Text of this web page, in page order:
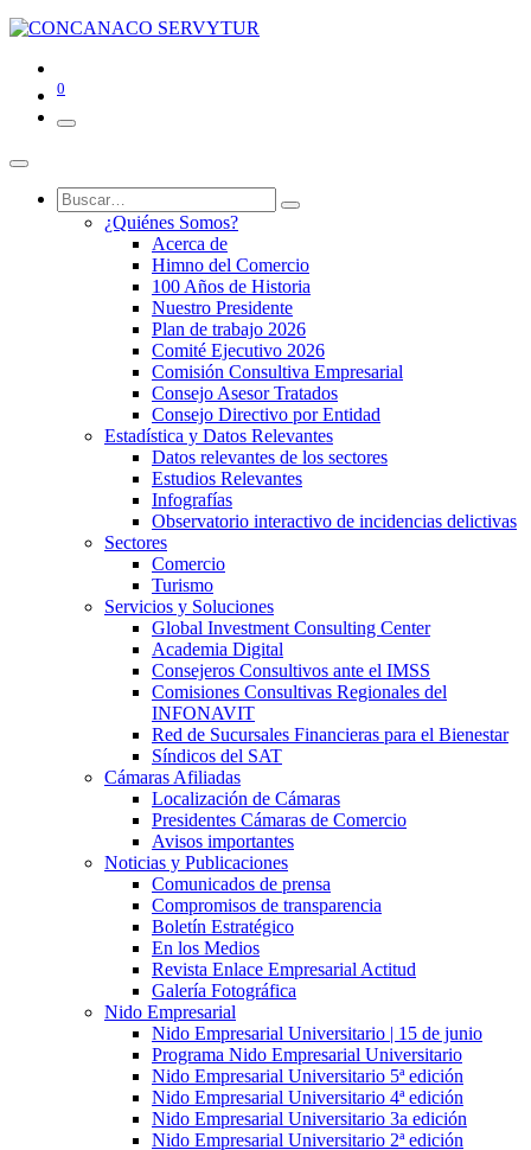
0
¿Quiénes Somos?
Acerca de
Himno del Comercio
100 Años de Historia
Nuestro Presidente
Plan de trabajo 2026
Comité Ejecutivo 2026
Comisión Consultiva Empresarial
Consejo Asesor Tratados
Consejo Directivo por Entidad
Estadística y Datos Relevantes
Datos relevantes de los sectores
Estudios Relevantes
Infografías
Observatorio interactivo de incidencias delictivas
Sectores
Comercio
Turismo
Servicios y Soluciones
Global Investment Consulting Center
Academia Digital
Consejeros Consultivos ante el IMSS
Comisiones Consultivas Regionales del
INFONAVIT
Red de Sucursales Financieras para el Bienestar
Síndicos del SAT
Cámaras Afiliadas
Localización de Cámaras
Presidentes Cámaras de Comercio
Avisos importantes
Noticias y Publicaciones
Comunicados de prensa
Compromisos de transparencia
Boletín Estratégico
En los Medios
Revista Enlace Empresarial Actitud
Galería Fotográfica
Nido Empresarial
Nido Empresarial Universitario | 15 de junio
Programa Nido Empresarial Universitario
Nido Empresarial Universitario 5ª edición
Nido Empresarial Universitario 4ª edición
Nido Empresarial Universitario 3a edición
Nido Empresarial Universitario 2ª edición